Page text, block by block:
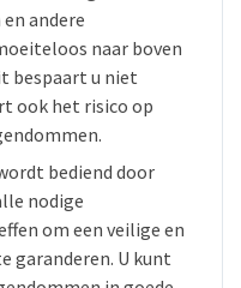
andere
naar boven
bespaart u niet
ook het risico op
bediend door
nodige
om een veilige en
garanderen. U kunt